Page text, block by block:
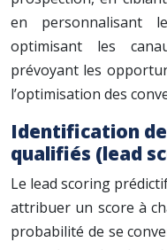
en personnalisant
optimisant les
prévoyant les
l’optimisation des
Identification
qualifiés (lead
Le lead scoring
attribuer un score à
probabilité de se